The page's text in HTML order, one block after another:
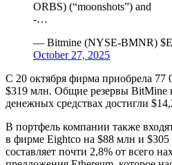
ORBS) (“moonshots”) and
-…
— Bitmine (NYSE-BMNR)
October 27, 2025
С 20 октября фирма приобрела 77
$319 млн. Общие резервы BitMine
денежных средствах достигли
В портфель компании также
в фирме Eightco на $88 млн и
составляет почти 2,8% от всего